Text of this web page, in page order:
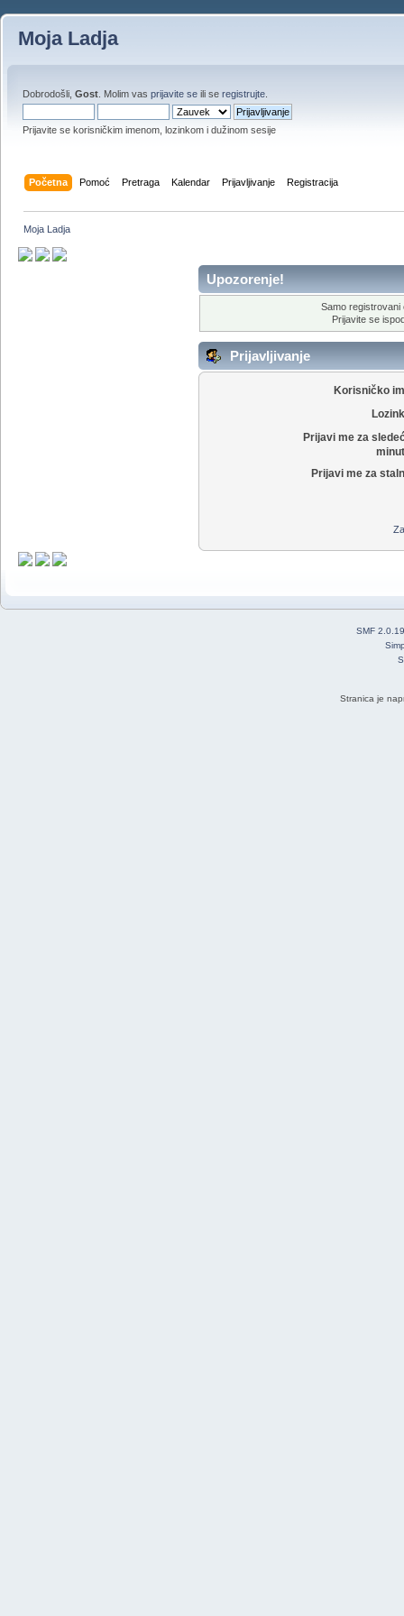
Moja Ladja
Dobrodošli, Gost . Molim vas prijavite se ili se registrujte
Prijavite se korisničkim imenom, lozinkom i dužinom sesije
Početna Pomoć Pretraga Kalendar Prijavljivanje Registracija
Moja Ladja
Upozorenje!
Samo registrovani
Prijavite se
Prijavljivanje
Korisničko
Prijavi me za
Prijavi me za
SMF 2.0.19
Stranica je